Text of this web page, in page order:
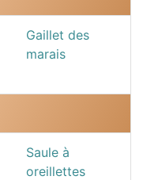
Gaillet des
marais
Saule à
oreillettes